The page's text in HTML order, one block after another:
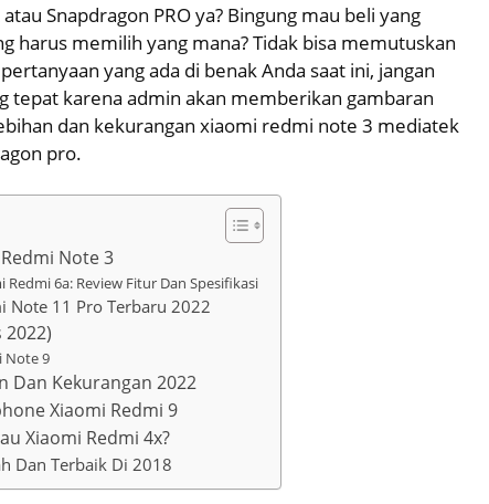
Snapdragon PRO ya? Bingung mau beli yang
harus memilih yang mana? Tidak bisa memutuskan
yang ada di benak Anda saat ini, jangan
tepat karena admin akan memberikan gambaran
dan kekurangan xiaomi redmi note 3 mediatek
pro.
Note 3
6a: Review Fitur Dan Spesifikasi
Note 11 Pro Terbaru 2022
Note 9
Dan Kekurangan 2022
Xiaomi Redmi 9
Xiaomi Redmi 4x?
Dan Terbaik Di 2018